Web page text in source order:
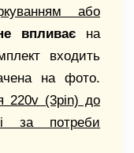
або
впливає на
входить
на фото.
220v (3pin) до
за потреби